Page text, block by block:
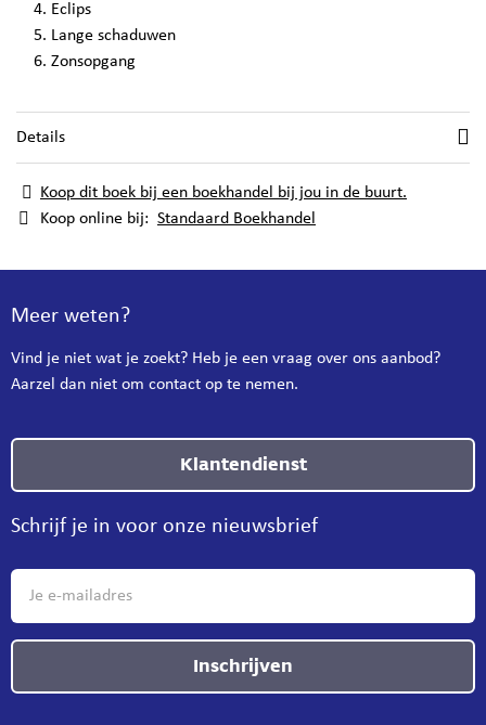
Eclips
Lange schaduwen
Zonsopgang
Details
Koop dit boek bij een boekhandel bij jou in de buurt.
Koop online bij: Standaard Boekhandel
Meer weten?
Vind je niet wat je zoekt? Heb je een vraag over ons aanbod?
Aarzel dan niet om contact op te nemen.
Klantendienst
Schrijf je in voor onze nieuwsbrief
Inschrijven